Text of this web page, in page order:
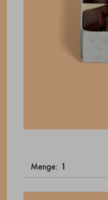
menge: